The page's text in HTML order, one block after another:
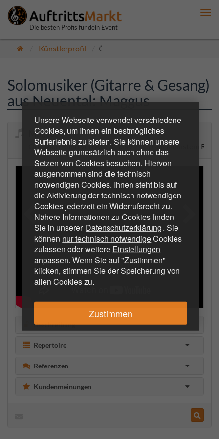
Unsere Webseite verwendet verschiedene
Cookies, um Ihnen ein bestmögliches
Surferlebnis zu bieten. Sie können unsere
Webseite grundsätzlich auch ohne das
Setzen von Cookies besuchen. Hiervon
ausgenommen sind die technisch
notwendigen Cookies. Ihnen steht bis auf
die Aktivierung der technisch notwendigen
Cookies jederzeit ein Widerrufsrecht zu.
Nähere Informationen zu Cookies finden
Sie in unserer Datenschutzerklärung. Sie
können nur technisch notwendigeCookies
zulassen oder weitere Einstellungen
anpassen. Wenn Sie auf "Zustimmen"
klicken, stimmen Sie der Speicherung von
allen Cookies zu.
Zustimmen
Die besten Profis für dein Event
Künstlerprofil Öffentlich
Solomusiker (Gitarre & Gesang)
aus Neuental: Maggus
Maggus
One Man Band von ACDC bis ZZ Top auf kleinstem
Beschreibung
Repertoire
Referenzen
Kundenmeinungen